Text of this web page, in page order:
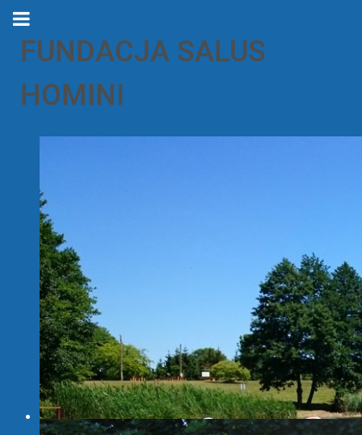
FUNDACJA SALUS
HOMINI